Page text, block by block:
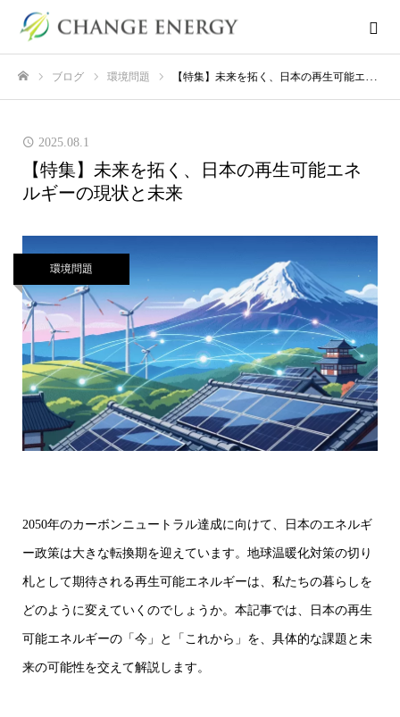
ブログ 環境問題 【特集】未来を拓く、日本の再生可能エネルギーの現状と未来
2025.08.1
【特集】未来を拓く、日本の再生可能エネ
ルギーの現状と未来
環境問題
2050年のカーボンニュートラル達成に向けて、日本のエネルギ
ー政策は大きな転換期を迎えています。地球温暖化対策の切り
札として期待される再生可能エネルギーは、私たちの暮らしを
どのように変えていくのでしょうか。本記事では、日本の再生
可能エネルギーの「今」と「これから」を、具体的な課題と未
来の可能性を交えて解説します。